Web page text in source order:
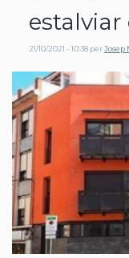
estalviar
21/10/2021 - 10:38 perJosep